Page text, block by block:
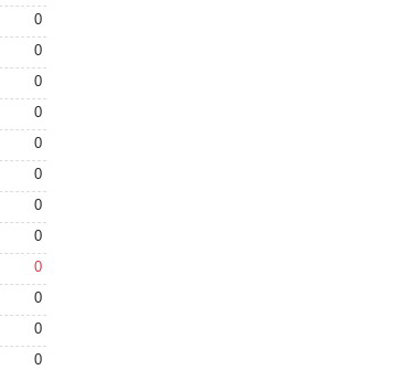
0
0
0
0
0
0
0
0
0
0
0
0